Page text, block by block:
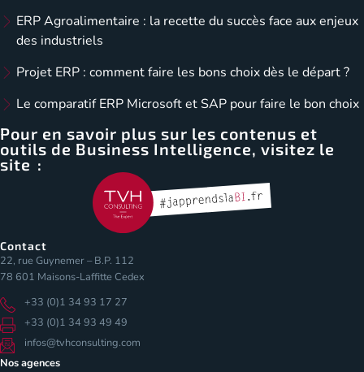
ERP Agroalimentaire : la recette du succès face aux enjeux
des industriels
Projet ERP : comment faire les bons choix dès le départ ?
Le comparatif ERP Microsoft et SAP pour faire le bon choix
Pour en savoir plus sur les contenus et
outils de Business Intelligence, visitez le
site :
Contact
22, rue Guynemer – B.P. 112
78 601 Maisons-Laffitte Cedex
+33 (0)1 34 93 17 27
+33 (0)1 34 93 49 49
infos@tvhconsulting.com
Nos agences